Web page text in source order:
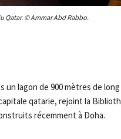
Qatar. © Ammar Abd Rabbo.
lagon de 900 mètres de
qatarie, rejoint la
récemment à Doha.